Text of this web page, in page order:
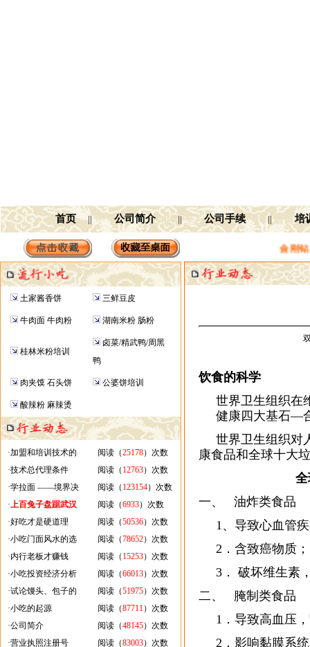
首页 || 公司简介 || 公司手续 || 培
金刚钻小吃
土家酱香饼 三鲜豆皮
牛肉面 牛肉粉 湖南米粉 肠粉
桂林米粉培训
卤菜/精武鸭/周黑
鸭
肉夹馍 石头饼 公婆饼培训
酸辣粉 麻辣烫
·加盟和培训技术的 阅读（25178）次数
·技术总代理条件 阅读（ 12763）次数
·学拉面 ——境界决 阅读（ 123154）次数
·上百兔子盘踞武汉 阅读（6933）次数
·好吃才是硬道理 阅读（50536）次数
·小吃门面风水的选 阅读（78652）次数
·内行老板才赚钱 阅读（ 15253）次数
·小吃投资经济分析 阅读（66013）次数
·试论馒头、包子的 阅读（51975）次数
·小吃的起源 阅读（87711）次数
·公司简介 阅读（48145）次数
·营业执照注册号 阅读（83003）次数
饮食的科学
世界卫生组织在
健康四大基石—合
世界卫生组织对
康食品和全球十大
一、 油炸类食品
1、导致心血管疾
2．含致癌物质；
3． 破坏维生素
二、 腌制类食品
1．导致高血压，
2．影响黏膜系统